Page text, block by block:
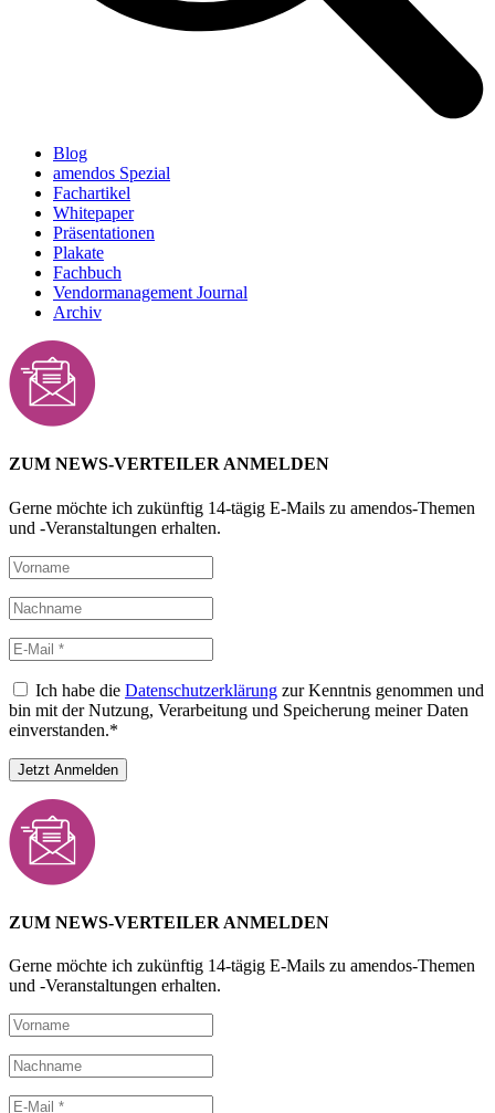
Blog
amendos Spezial
Fachartikel
Whitepaper
Präsentationen
Plakate
Fachbuch
Vendormanagement Journal
Archiv
ZUM NEWS-VERTEILER ANMELDEN
Gerne möchte ich zukünftig 14-tägig E-Mails zu amendos-Themen
und -Veranstaltungen erhalten.
Ich habe die Datenschutzerklärung zur Kenntnis genommen und
bin mit der Nutzung, Verarbeitung und Speicherung meiner Daten
einverstanden.*
ZUM NEWS-VERTEILER ANMELDEN
Gerne möchte ich zukünftig 14-tägig E-Mails zu amendos-Themen
und -Veranstaltungen erhalten.